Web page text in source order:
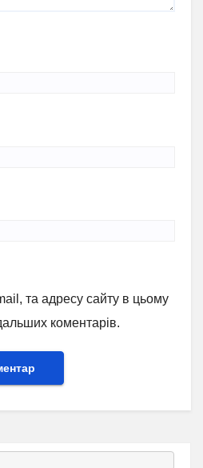
та адресу сайту в цьому
коментарів.